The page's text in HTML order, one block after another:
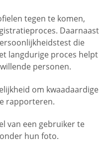
tegen te komen,
Daarnaast
die
langdurige proces helpt
personen.
om kwaadaardige
rapporteren.
van een gebruiker te
hun foto.